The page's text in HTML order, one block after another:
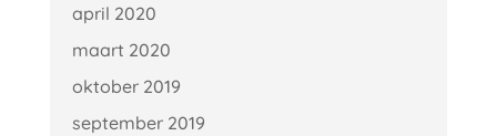
april 2020
maart 2020
oktober 2019
september 2019